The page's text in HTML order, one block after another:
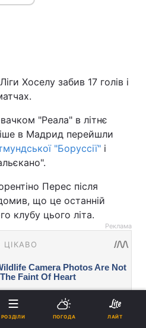
Хоселу забив 17 голів і
"Реала" в літнє
в Мадрид перейшли
"Боруссії" і
Перес після
що це останній
клубу цього літа.
Реклама
РОЗДІЛИ ПОГОДА ЛАЙТ